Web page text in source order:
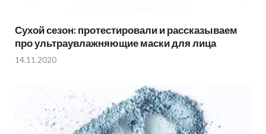
Сухой сезон: протестировали и рассказываем
про ультраувлажняющие маски для лица
14.11.2020